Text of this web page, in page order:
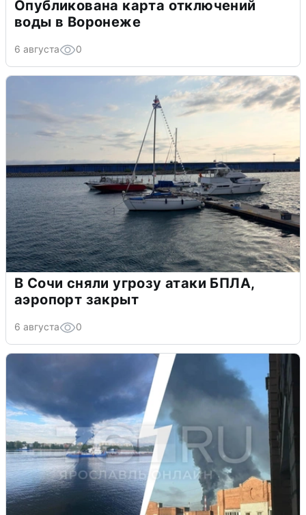
Опубликована карта отключений
воды в Воронеже
6 августа 0
В Сочи сняли угрозу атаки БПЛА,
аэропорт закрыт
6 августа 0